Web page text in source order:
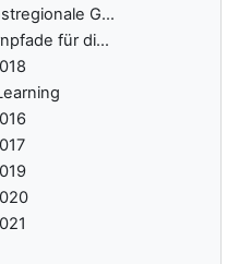
G...
für di...